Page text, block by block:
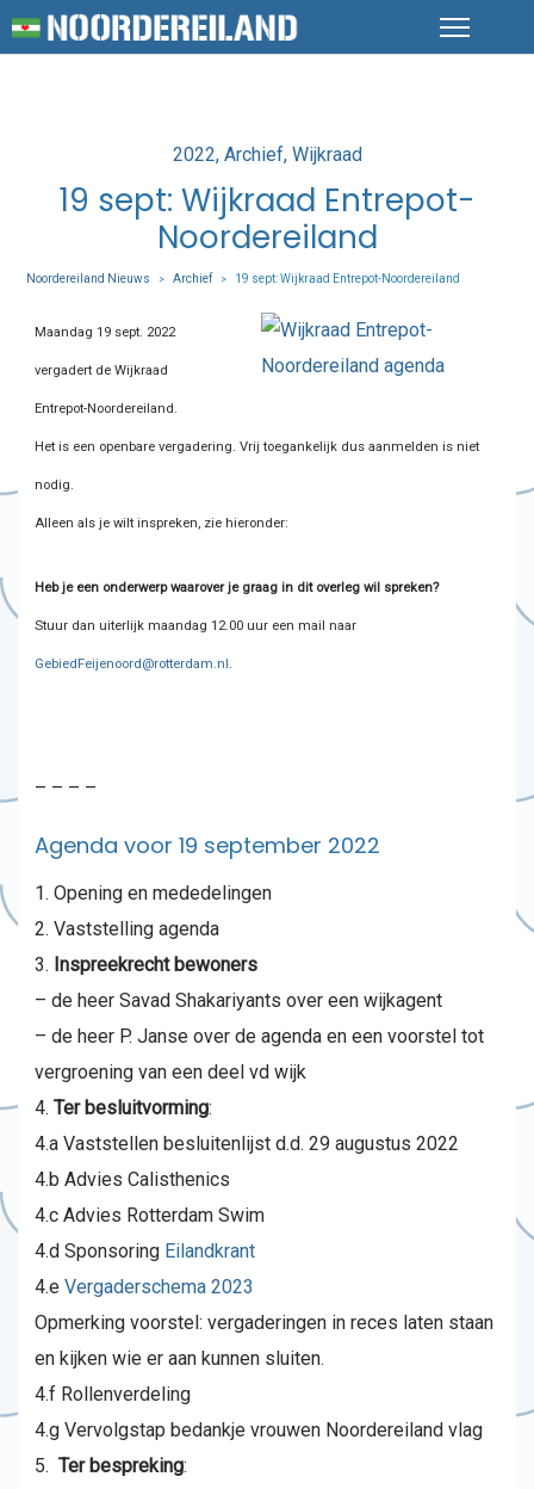
Posted
in
2022 Archief Wijkraad
19 sept: Wijkraad Entrepot-
Noordereiland
Noordereiland Nieuws > Archief > 19 sept: Wijkraad Entrepot-Noordereiland
Maandag 19 sept. 2022
vergadert de Wijkraad
Entrepot-Noordereiland.
Het is een openbare vergadering. Vrij toegankelijk dus aanmelden is niet
nodig.
Alleen als je wilt inspreken, zie hieronder:
Heb je een onderwerp waarover je graag in dit overleg wil spreken?
Stuur dan uiterlijk maandag 12.00 uur een mail naar
GebiedFeijenoord@rotterdam.nl.
– – – –
Agenda voor 19 september 2022
Opening en mededelingen
Vaststelling agenda
Inspreekrecht bewoners
– de heer Savad Shakariyants over een wijkagent
– de heer P. Janse over de agenda en een voorstel tot
vergroening van een deel vd wijk
Ter besluitvorming:
4.a Vaststellen besluitenlijst d.d. 29 augustus 2022
4.b Advies Calisthenics
4.c Advies Rotterdam Swim
4.d Sponsoring Eilandkrant
4.e Vergaderschema 2023
Opmerking voorstel: vergaderingen in reces laten staan
en kijken wie er aan kunnen sluiten.
4.f Rollenverdeling
4.g Vervolgstap bedankje vrouwen Noordereiland vlag
Ter bespreking: